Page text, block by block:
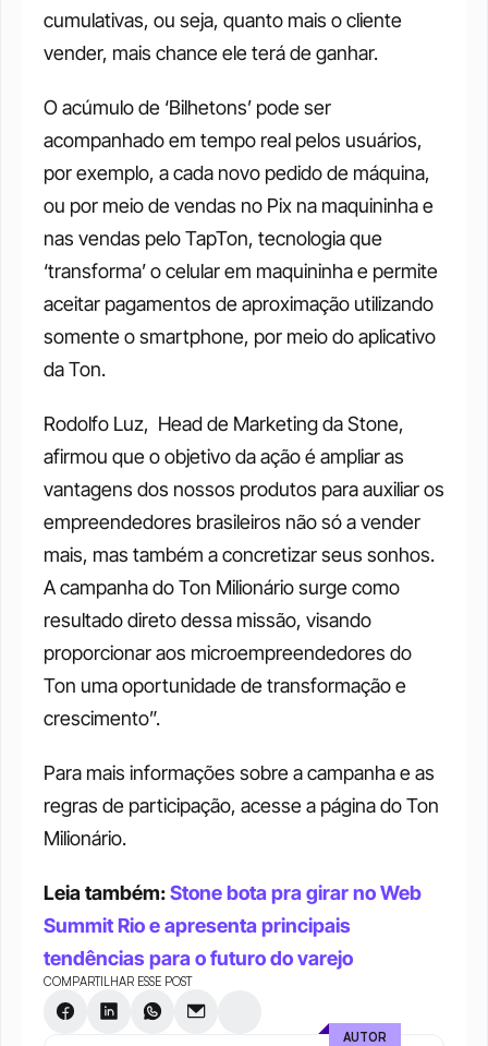
cumulativas, ou seja, quanto mais o cliente
vender, mais chance ele terá de ganhar.
O acúmulo de ‘Bilhetons’ pode ser
acompanhado em tempo real pelos usuários,
por exemplo, a cada novo pedido de máquina,
ou por meio de vendas no Pix na maquininha e
nas vendas pelo TapTon, tecnologia que
‘transforma’ o celular em maquininha e permite
aceitar pagamentos de aproximação utilizando
somente o smartphone, por meio do aplicativo
da Ton.
Rodolfo Luz,  Head de Marketing da Stone,
afirmou que o objetivo da ação é ampliar as
vantagens dos nossos produtos para auxiliar os
empreendedores brasileiros não só a vender
mais, mas também a concretizar seus sonhos.
A campanha do Ton Milionário surge como
resultado direto dessa missão, visando
proporcionar aos microempreendedores do
Ton uma oportunidade de transformação e
crescimento”.
Para mais informações sobre a campanha e as
regras de participação, acesse a página do Ton
Milionário.
Leia também: Stone bota pra girar no Web
Summit Rio e apresenta principais
tendências para o futuro do varejo
COMPARTILHAR ESSE POST
AUTOR